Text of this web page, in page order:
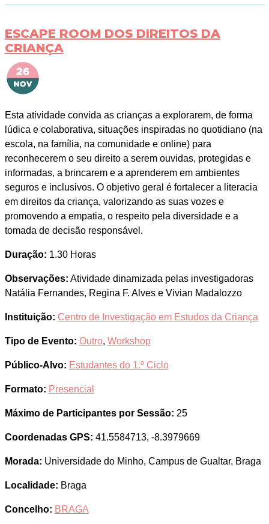
ESCAPE ROOM DOS DIREITOS DA
CRIANÇA
Esta atividade convida as crianças a explorarem, de forma
lúdica e colaborativa, situações inspiradas no quotidiano (na
escola, na família, na comunidade e online) para
reconhecerem o seu direito a serem ouvidas, protegidas e
informadas, a brincarem e a aprenderem em ambientes
seguros e inclusivos. O objetivo geral é fortalecer a literacia
em direitos da criança, valorizando as suas vozes e
promovendo a empatia, o respeito pela diversidade e a
tomada de decisão responsável.
Duração: 1.30 Horas
Observações: Atividade dinamizada pelas investigadoras
Natália Fernandes, Regina F. Alves e Vivian Madalozzo
Instituição: Centro de Investigação em Estudos da Criança
Tipo de Evento: Outro, Workshop
Público-Alvo: Estudantes do 1.º Ciclo
Formato: Presencial
Máximo de Participantes por Sessão: 25
Coordenadas GPS: 41.5584713, -8.3979669
Morada: Universidade do Minho, Campus de Gualtar, Braga
Localidade: Braga
Concelho: BRAGA